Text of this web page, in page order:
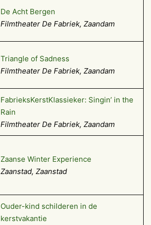
De Acht Bergen
Filmtheater De Fabriek, Zaandam
Triangle of Sadness
Filmtheater De Fabriek, Zaandam
FabrieksKerstKlassieker: Singin’ in the
Rain
Filmtheater De Fabriek, Zaandam
Zaanse Winter Experience
Zaanstad, Zaanstad
Ouder-kind schilderen in de
kerstvakantie